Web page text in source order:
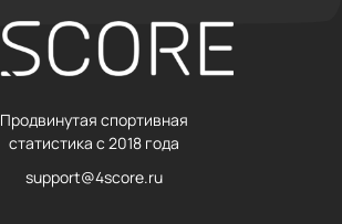
Продвинутая спортивная
статистика с 2018 года
support@4score.ru